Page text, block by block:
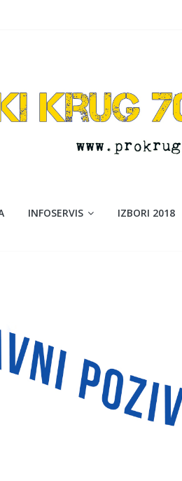
INFOSERVIS IZBORI 2018